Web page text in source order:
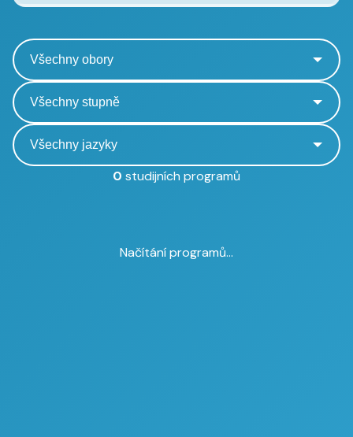
0 studijních programů
Načítání programů...